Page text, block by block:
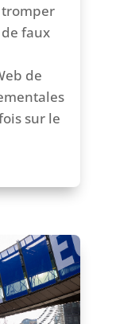
tromper
faux
de
sur le